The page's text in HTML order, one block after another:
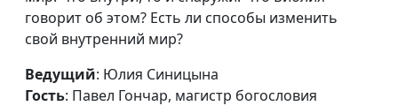
богословия
Является ли развод
грехом?
богословия
говорит об этом? Есть ли способы изменить
свой внутренний мир?
Ведущий: Юлия Синицына
Гость: Павел Гончар, магистр богословия